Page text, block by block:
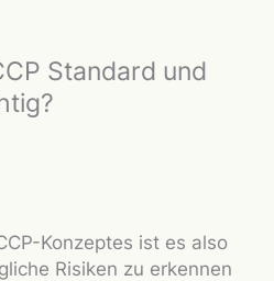
Standard und
Konzeptes ist es also
Risiken zu erkennen